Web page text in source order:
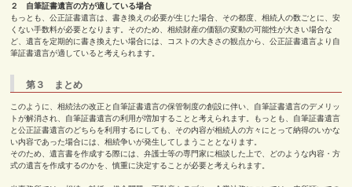
２ 自筆証書遺言の方が適している場合
もっとも、公正証書遺言は、書き換えの必要が生じた場合、その都度、相続人の数ごとに、安
くない手数料が必要となります。そのため、相続財産の価額の変動の可能性が大きい場合な
ど、遺言を定期的に書き換えたい場合には、コストの大きさの観点から、公正証書遺言より自
筆証書遺言が適していると考えられます。
第３ まとめ
このように、相続法の改正と自筆証書遺言の保管制度の創設に伴い、自筆証書遺言のデメリッ
トが解消され、自筆証書遺言の利用が増加することと考えられます。もっとも、自筆証書遺言
と公正証書遺言のどちらを利用するにしても、その内容が相続人の方々にとって納得のいかな
い内容であった場合には、相続争いが発生してしまうこととなります。
そのため、遺言書を作成する際には、弁護士等の専門家に相談した上で、どのような内容・方
式の遺言を作成するのかを、慎重に決定することが必要と考えられます。